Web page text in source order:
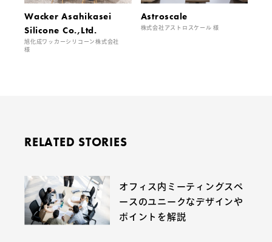
Wacker Asahikasei
Silicone Co.,Ltd.
旭化成ワッカーシリコーン株式会社
様
Astroscale
株式会社アストロスケール 様
RELATED STORIES
オフィス内ミーティングスペ
ースのユニークなデザインや
ポイントを解説